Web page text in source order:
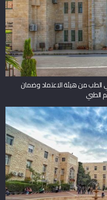
الطب من هيئة الاعتماد وضمان
الطبي